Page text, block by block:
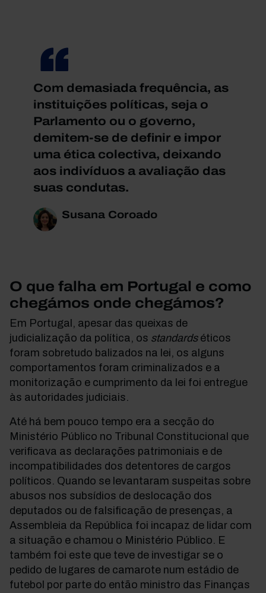
Com demasiada frequência, as
instituições políticas, seja o
Parlamento ou o governo,
demitem-se de definir e impor
uma ética colectiva, deixando
aos indivíduos a avaliação das
suas condutas.
Susana Coroado
O que falha em Portugal e como
chegámos onde chegámos?
Em Portugal, apesar das queixas de
judicialização da política, os standards éticos
foram sobretudo balizados na lei, os alguns
comportamentos foram criminalizados e a
monitorização e cumprimento da lei foi entregue
às autoridades judiciais.
Até há bem pouco tempo era a secção do
Ministério Público no Tribunal Constitucional que
verificava as declarações patrimoniais e de
incompatibilidades dos detentores de cargos
políticos. Quando se levantaram suspeitas sobre
abusos nos subsídios de deslocação dos
deputados ou de falsificação de presenças, a
Assembleia da República foi incapaz de lidar com
a situação e chamou o Ministério Público. E
também foi este que teve de investigar se o
pedido de lugares de camarote num estádio de
futebol por parte do então ministro das Finanças